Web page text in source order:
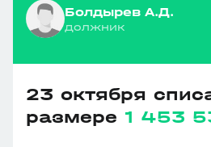
Болдырев А.Д.
должник
23 октября
размере 1 453